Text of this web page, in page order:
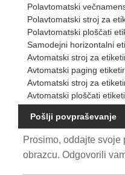
Polavtomatski
Polavtomatski stroj za
Polavtomatski ploščati
Samodejni horizontalni
Avtomatski stroj za
Avtomatski paging
Avtomatski stroj za
Avtomatski ploščati
Pošlji povpraševanje
Prosimo, oddajte
obrazcu. Odgovorili